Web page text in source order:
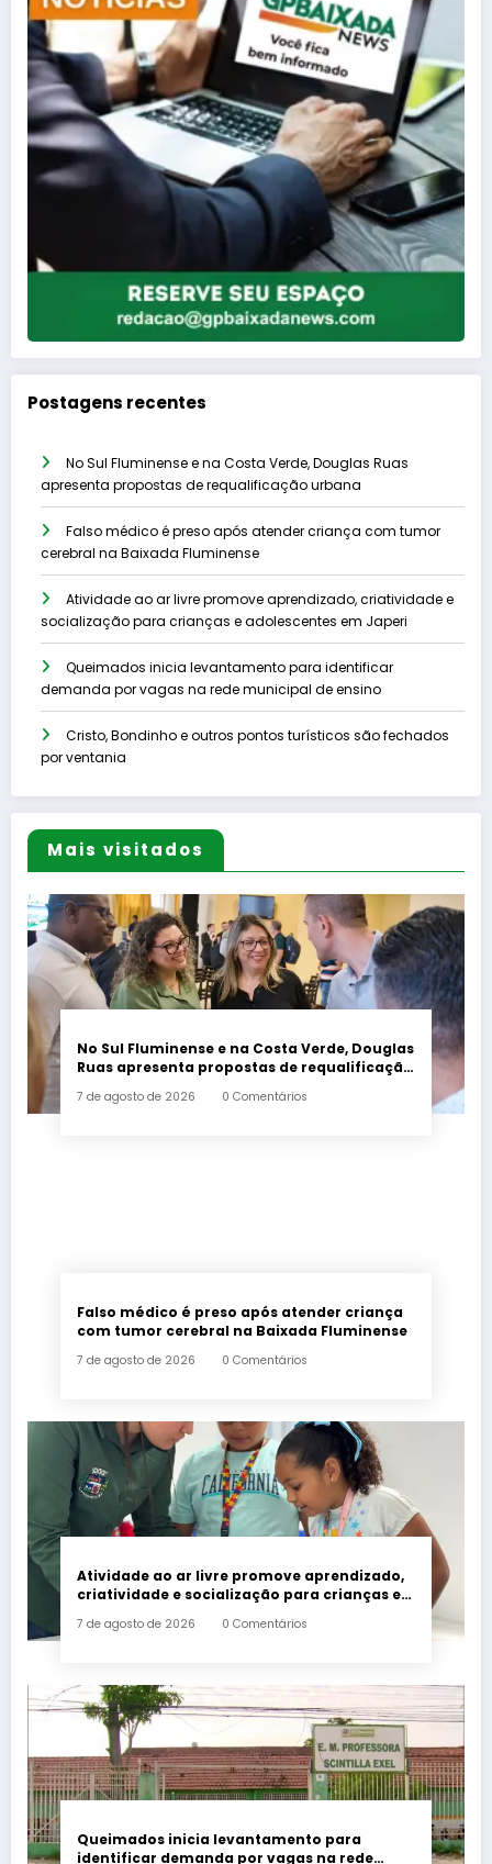
Postagens recentes
No Sul Fluminense e na Costa Verde, Douglas Ruas
apresenta propostas de requalificação urbana
Falso médico é preso após atender criança com tumor
cerebral na Baixada Fluminense
Atividade ao ar livre promove aprendizado, criatividade e
socialização para crianças e adolescentes em Japeri
Queimados inicia levantamento para identificar
demanda por vagas na rede municipal de ensino
Cristo, Bondinho e outros pontos turísticos são fechados
por ventania
Mais visitados
No Sul Fluminense e na Costa Verde, Douglas
Ruas apresenta propostas de requalificação
7 de agosto de 2026 0 Comentários
Falso médico é preso após atender criança
com tumor cerebral na Baixada Fluminense
7 de agosto de 2026 0 Comentários
Atividade ao ar livre promove aprendizado,
criatividade e socialização para crianças e
7 de agosto de 2026 0 Comentários
Queimados inicia levantamento para
identificar demanda por vagas na rede